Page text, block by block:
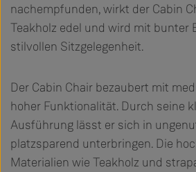
nachempfunden, wirkt der Cabin
Teakholz edel und wird mit bunter
stilvollen Sitzgelegenheit.
Der Cabin Chair bezaubert mit
hoher Funktionalität. Durch seine
Ausführung lässt er sich in
platzsparend unterbringen. Die
Materialien wie Teakholz und